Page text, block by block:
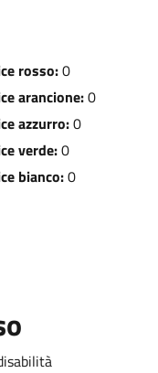
rosso:0
arancione:0
azzurro:0
verde:0
bianco:0